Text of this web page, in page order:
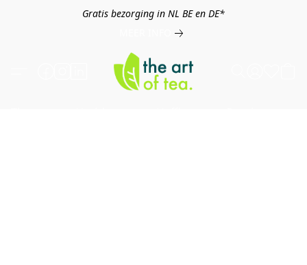
Gratis bezorging in NL BE en DE*